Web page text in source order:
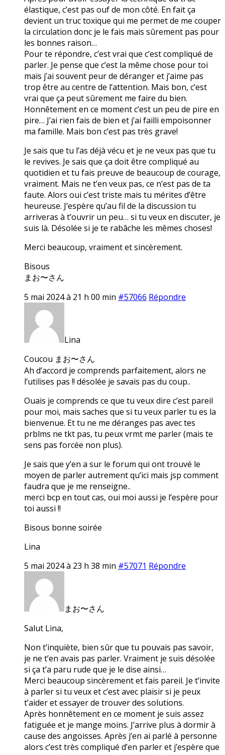
élastique, c’est pas ouf de mon côté. En fait ça
devient un truc toxique qui me permet de me couper
la circulation donc je le fais mais sûrement pas pour
les bonnes raison…
Pour te répondre, c’est vrai que c’est compliqué de
parler. Je pense que c’est la même chose pour toi
mais j’ai souvent peur de déranger et j’aime pas
trop être au centre de l’attention. Mais bon, c’est
vrai que ça peut sûrement me faire du bien.
Honnêtement en ce moment c’est un peu de pire en
pire… J’ai rien fais de bien et j’ai failli empoisonner
ma famille. Mais bon c’est pas très grave!
Je sais que tu l’as déjà vécu et je ne veux pas que tu
le revives. Je sais que ça doit être compliqué au
quotidien et tu fais preuve de beaucoup de courage,
vraiment. Mais ne t’en veux pas, ce n’est pas de ta
faute. Alors oui c’est triste mais tu mérites d’être
heureuse. J’espère qu’au fil de la discussion tu
arriveras à t’ouvrir un peu… si tu veux en discuter, je
suis là. Désolée si je te rabâche les mêmes choses!
Merci beaucoup, vraiment et sincèrement.
Bisous
まお〜さん
5 mai 2024 à 21 h 00 min #57066 Répondre
Lina
Coucou まお〜さん
Ah d’accord je comprends parfaitement, alors ne
l’utilises pas !! désolée je savais pas du coup..
Ouais je comprends ce que tu veux dire c’est pareil
pour moi, mais saches que si tu veux parler tu es la
bienvenue. Et tu ne me déranges pas avec tes
prblms ne tkt pas, tu peux vrmt me parler (mais te
sens pas forcée non plus).
Je sais que y’en a sur le forum qui ont trouvé le
moyen de parler autrement qu’ici mais jsp comment
faudra que je me renseigne..
merci bcp en tout cas, oui moi aussi je l’espère pour
toi aussi !!
Bisous bonne soirée
Lina
5 mai 2024 à 23 h 38 min #57071 Répondre
まお〜さん
Salut Lina,
Non t’inquiète, bien sûr que tu pouvais pas savoir,
je ne t’en avais pas parler. Vraiment je suis désolée
si ça t’a paru rude que je le dise ainsi…
Merci beaucoup sincèrement et fais pareil. Je t’invite
à parler si tu veux et c’est avec plaisir si je peux
t’aider et essayer de trouver des solutions.
Après honnêtement en ce moment je suis assez
fatiguée et je mange moins. J’arrive plus à dormir à
cause des angoisses. Après j’en ai parlé à personne
alors c’est très compliqué d’en parler et j’espère que